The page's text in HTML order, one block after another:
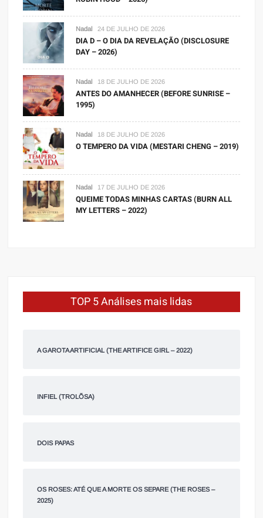
Nadal 24 DE JULHO DE 2026
DIA D – O DIA DA REVELAÇÃO (DISCLOSURE
DAY – 2026)
Nadal 18 DE JULHO DE 2026
ANTES DO AMANHECER (BEFORE SUNRISE –
1995)
Nadal 18 DE JULHO DE 2026
O TEMPERO DA VIDA (MESTARI CHENG – 2019)
Nadal 17 DE JULHO DE 2026
QUEIME TODAS MINHAS CARTAS (BURN ALL
MY LETTERS – 2022)
TOP 5 Análises mais lidas
A GAROTA ARTIFICIAL (THE ARTIFICE GIRL – 2022)
INFIEL (TROLÕSA)
DOIS PAPAS
OS ROSES: ATÉ QUE A MORTE OS SEPARE (THE ROSES –
2025)